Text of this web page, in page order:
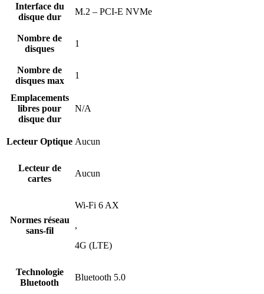
Interface du
disque dur
M.2 – PCI-E NVMe
Nombre de
disques
1
Nombre de
disques max
1
Emplacements
libres pour
disque dur
N/A
Lecteur Optique Aucun
Lecteur de
cartes
Aucun
Normes réseau
sans-fil
Wi-Fi 6 AX
,
4G (LTE)
Technologie
Bluetooth
Bluetooth 5.0